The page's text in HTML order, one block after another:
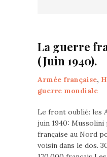
La guerre
(Juin 1940).
Armée française,
guerre mondiale
Le front oublié: les
juin 1940:
française au Nord
voisin dans le dos.